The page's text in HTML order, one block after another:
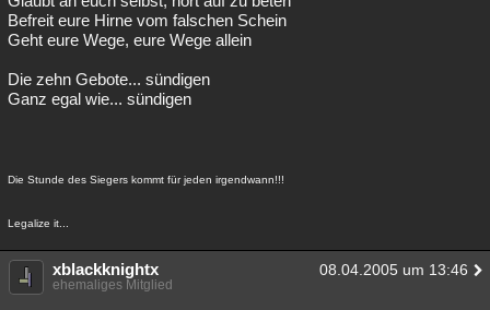
Befreit eure Hirne vom falschen Schein
Geht eure Wege, eure Wege allein
Die zehn Gebote... sündigen
Ganz egal wie... sündigen
Die Stunde des Siegers kommt für jeden irgendwann!!!
Legalize it...
xblackknightx 08.04.2005 um 13:46
ehemaliges Mitglied